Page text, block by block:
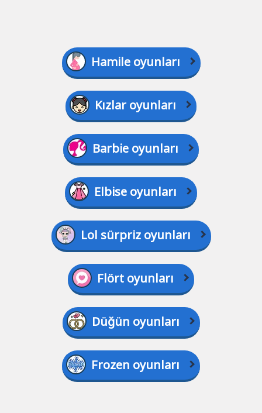
Hamile oyunları
Kızlar oyunları
Barbie oyunları
Elbise oyunları
Lol sürpriz oyunları
Flört oyunları
Düğün oyunları
Frozen oyunları